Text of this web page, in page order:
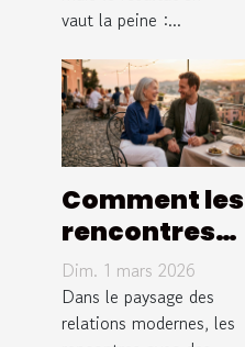
?
vaut la peine :...
Comment les
rencontres
avec des
femmes
matures
Dim. 1 mars 2026
Dans le paysage des
relations modernes, les